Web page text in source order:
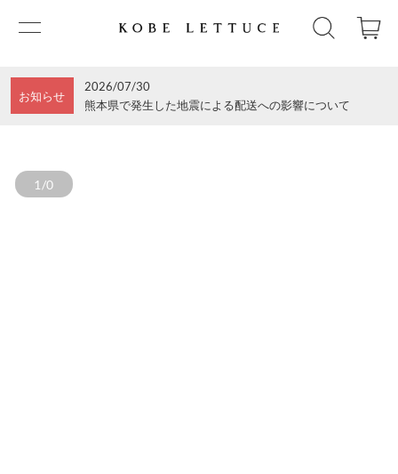
お知らせ
2026/07/30
熊本県で発生した地震による配送への影響について
1/0